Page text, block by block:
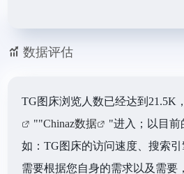
数据评估
TG图床浏览人数已经达到21.5K
""Chinaz数据
"进入；以目前
如：TG图床的访问速度、搜索
需要根据您自身的需求以及需要